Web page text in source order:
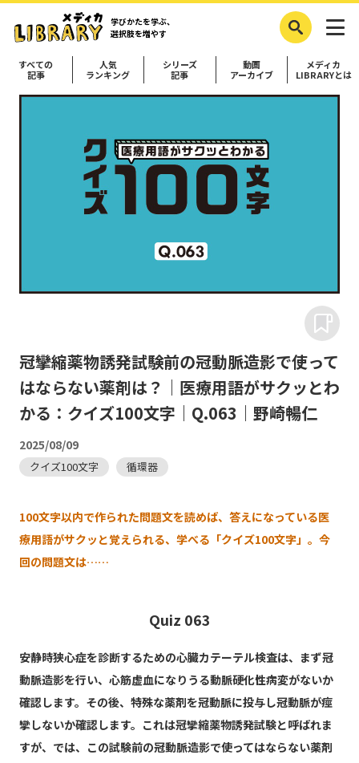
学びかたを学ぶ、
選択肢を増やす
すべての
記事
人気
ランキング
シリーズ
記事
動画
アーカイブ
メディカ
LIBRARYとは
冠攣縮薬物誘発試験前の冠動脈造影で使って
はならない薬剤は？｜医療用語がサクッとわ
かる：クイズ100文字｜Q.063｜野崎暢仁
2025/08/09
クイズ100文字 循環器
100文字以内で作られた問題文を読めば、答えになっている医
療用語がサクッと覚えられる、学べる「クイズ100文字」。今
回の問題文は……
Quiz 063
安静時狭心症を診断するための心臓カテーテル検査は、まず冠
動脈造影を行い、心筋虚血になりうる動脈硬化性病変がないか
確認します。その後、特殊な薬剤を冠動脈に投与し冠動脈が痙
攣しないか確認します。これは冠攣縮薬物誘発試験と呼ばれま
すが、では、この試験前の冠動脈造影で使ってはならない薬剤